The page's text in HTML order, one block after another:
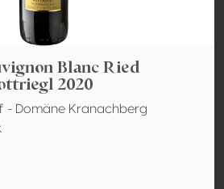
Blanc Ried
2020
- Domäne Kranachberg